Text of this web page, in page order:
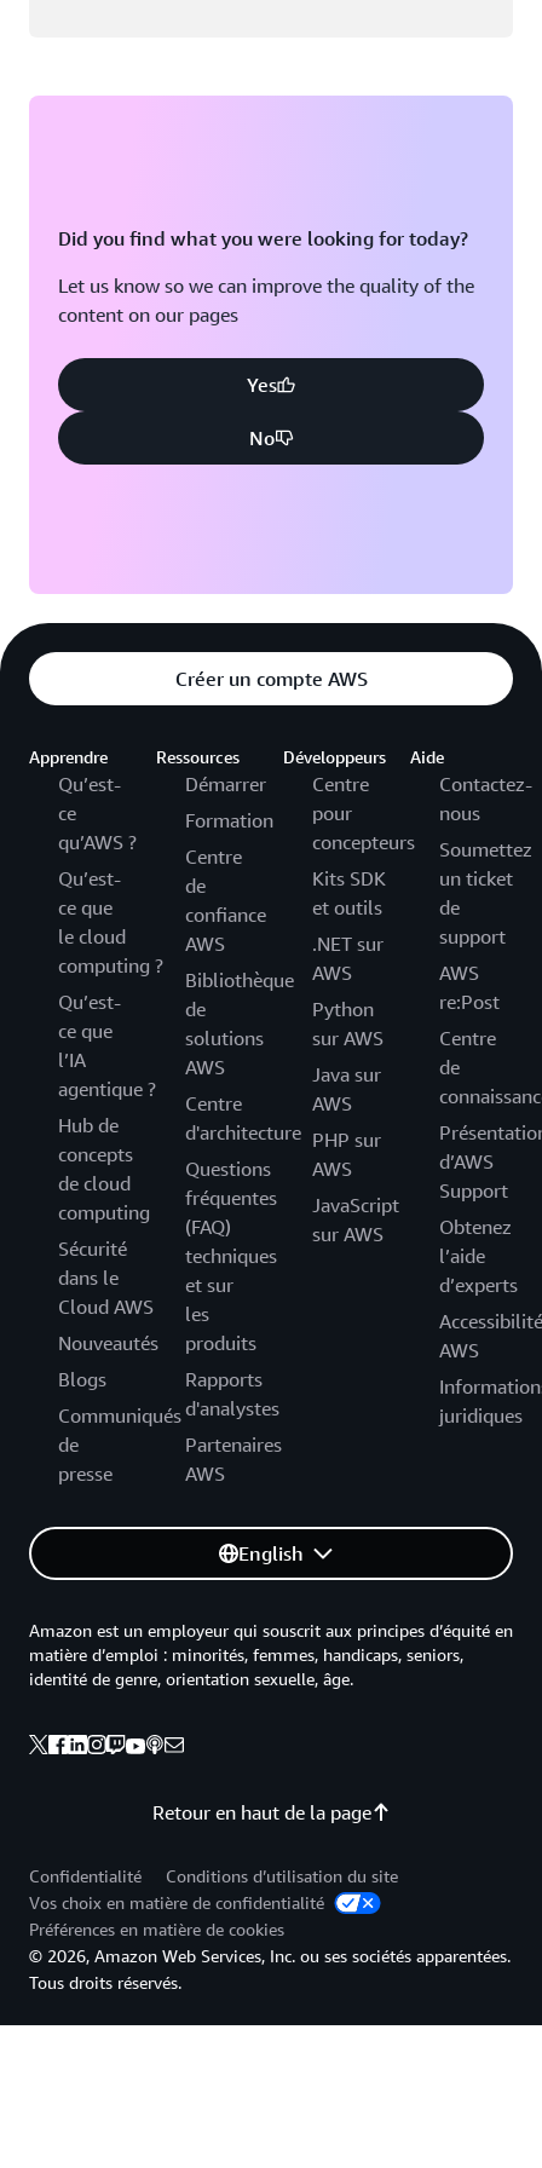
Did you find what you were looking for today?
Let us know so we can improve the quality of the
content on our pages
Yes
No
Créer un compte AWS
Apprendre
Qu’est-
ce
qu’AWS ?
Qu’est-
ce que
le cloud
computing ?
Qu’est-
ce que
l’IA
agentique ?
Hub de
concepts
de cloud
computing
Sécurité
dans le
Cloud AWS
Nouveautés
Blogs
Communiqués
de
presse
Ressources
Démarrer
Formation
Centre
de
confiance
AWS
Bibliothèque
de
solutions
AWS
Centre
d'architecture
Questions
fréquentes
(FAQ)
techniques
et sur
les
produits
Rapports
d'analystes
Partenaires
AWS
Développeurs
Centre
pour
concepteurs
Kits SDK
et outils
.NET sur
AWS
Python
sur AWS
Java sur
AWS
PHP sur
AWS
JavaScript
sur AWS
Aide
Contactez-
nous
Soumettez
un ticket
de
support
AWS
re:Post
Centre
de
d’AWS
Support
Obtenez
l’aide
d’experts
Accessibilité
AWS
juridiques
English
Retour en haut de la page
Amazon est un employeur qui souscrit aux principes d’équité en
matière d’emploi : minorités, femmes, handicaps, seniors,
identité de genre, orientation sexuelle, âge.
Confidentialité
Conditions d’utilisation du site
Vos choix en matière de confidentialité
Préférences en matière de cookies
© 2026, Amazon Web Services, Inc. ou ses sociétés apparentées.
Tous droits réservés.